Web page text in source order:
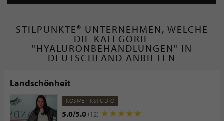
STILPUNKTE® UNTERNEHMEN, WELCHE
DIE KATEGORIE
"HYALURONBEHANDLUNGEN" IN
DEUTSCHLAND ANBIETEN
Landschönheit
KOSMETIKSTUDIO
5.0/5.0 (12)